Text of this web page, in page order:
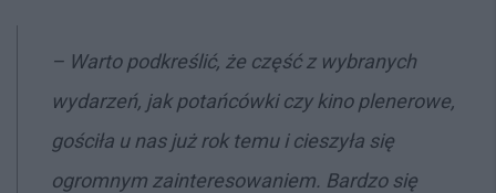
– Warto podkreślić, że część z wybranych
wydarzeń, jak potańcówki czy kino plenerowe,
gościła u nas już rok temu i cieszyła się
ogromnym zainteresowaniem. Bardzo się